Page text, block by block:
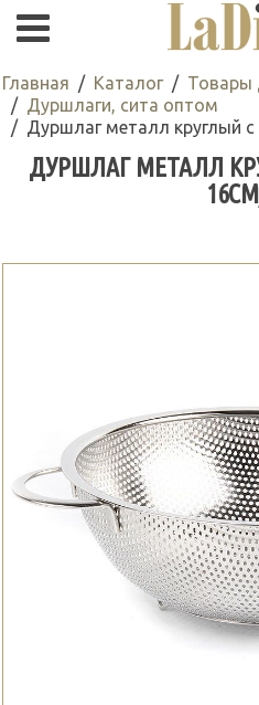
Главная Каталог
Товары
Дуршлаги, сита оптом
Дуршлаг металл круглый
ДУРШЛАГ МЕТАЛЛ